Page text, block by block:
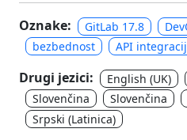
Oznake: GitLab 17.8
bezbednost
API
Drugi jezici: English (UK)
Slovenčina
Slovenčina
Srpski (Latinica)